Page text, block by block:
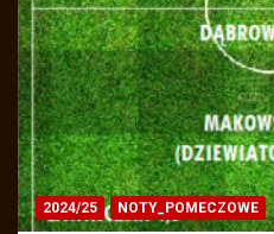
2024/25 NOTY_POMECZOWE